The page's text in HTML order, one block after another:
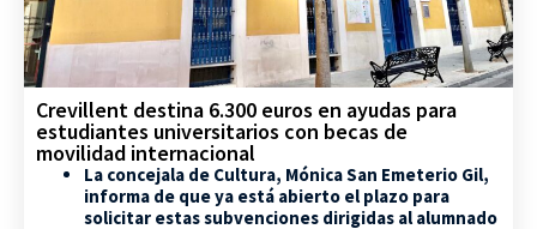
Crevillent destina 6.300 euros en ayudas para
estudiantes universitarios con becas de
movilidad internacional
La concejala de Cultura, Mónica San Emeterio Gil,
informa de que ya está abierto el plazo para
solicitar estas subvenciones dirigidas al alumnado